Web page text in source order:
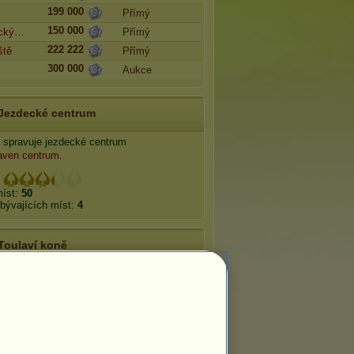
199 000
Přímý
150 000
Přímý
222 222
Přímý
300 000 Aukce
centrum
spravuje jezdecké centrum
centrum.
50
míst: 4
koně